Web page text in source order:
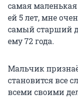
самая
ей 5 лет, мне
самый старший
ему 72 года.
Мальчик
становится все
всеми своими